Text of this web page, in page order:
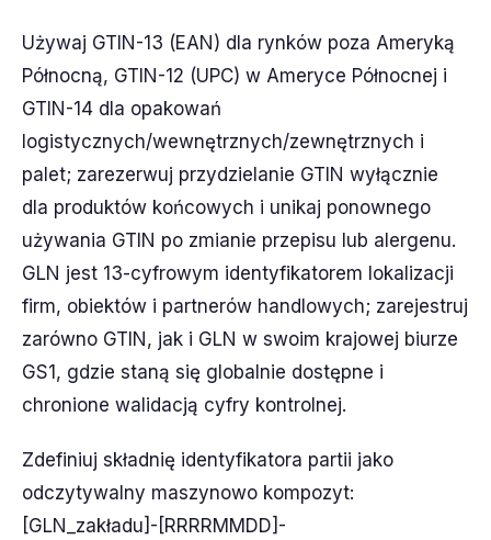
Używaj GTIN-13 (EAN) dla rynków poza Ameryką
Północną, GTIN-12 (UPC) w Ameryce Północnej i
GTIN-14 dla opakowań
logistycznych/wewnętrznych/zewnętrznych i
palet; zarezerwuj przydzielanie GTIN wyłącznie
dla produktów końcowych i unikaj ponownego
używania GTIN po zmianie przepisu lub alergenu.
GLN jest 13-cyfrowym identyfikatorem lokalizacji
firm, obiektów i partnerów handlowych; zarejestruj
zarówno GTIN, jak i GLN w swoim krajowej biurze
GS1, gdzie staną się globalnie dostępne i
chronione walidacją cyfry kontrolnej.
Zdefiniuj składnię identyfikatora partii jako
odczytywalny maszynowo kompozyt:
[GLN_zakładu]-[RRRRMMDD]-